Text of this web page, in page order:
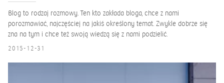
Blog to rodzaj rozmowy. Ten kto zakłada bloga, chce z nami
porozmawiać, najczęściej na jakiś określony temat. Zwykle dobrze się
zna na tym i chce też swoją wiedzą się z nami podzielić.
2015-12-31